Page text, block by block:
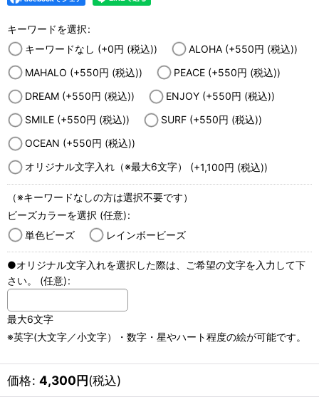
キーワードを選択:
キーワードなし (+0円 (税込)) ALOHA (+550円 (税込))
MAHALO (+550円 (税込)) PEACE (+550円 (税込))
DREAM (+550円 (税込)) ENJOY (+550円 (税込))
SMILE (+550円 (税込)) SURF (+550円 (税込))
OCEAN (+550円 (税込))
オリジナル文字入れ（※最大6文字） (+1,100円 (税込))
（※キーワードなしの方は選択不要です）
ビーズカラーを選択 (任意):
単色ビーズ
レインボービーズ
●オリジナル文字入れを選択した際は、ご希望の文字を入力して下
さい。 (任意):
最大6文字
※英字(大文字／小文字）・数字・星やハート程度の絵が可能です。
価格: 4,300円(税込)